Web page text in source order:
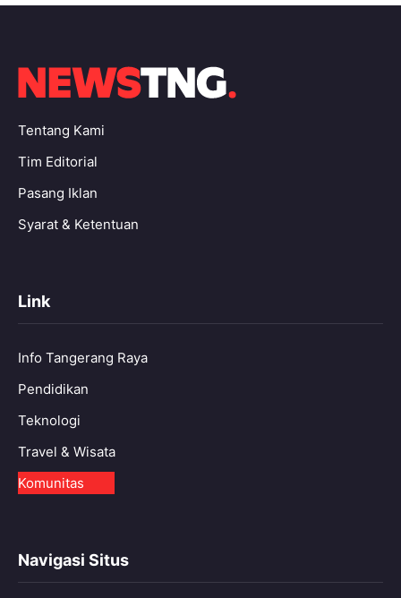
Tentang Kami
Tim Editorial
Pasang Iklan
Syarat & Ketentuan
Link
Info Tangerang Raya
Pendidikan
Teknologi
Travel & Wisata
Komunitas
Navigasi Situs